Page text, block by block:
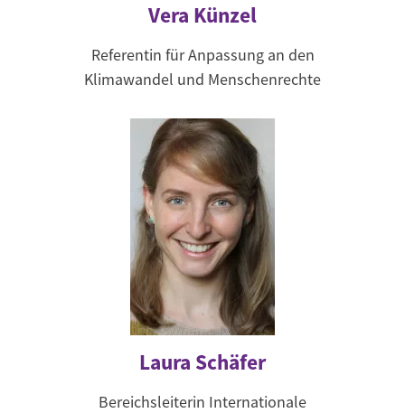
Vera Künzel
Referentin für Anpassung an den
Klimawandel und Menschenrechte
Laura Schäfer
Bereichsleiterin Internationale